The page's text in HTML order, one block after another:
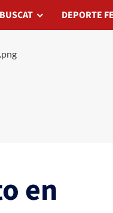
DEPORTE FEDERADO
BUSCAT DEPORTE
en